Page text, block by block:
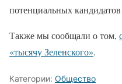
потенциальных
Также мы сообщали о том,
«тысячу Зеленского».
Категории: Общество